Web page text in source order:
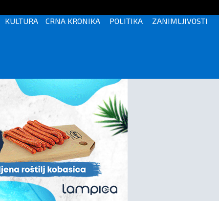
KULTURA CRNA KRONIKA POLITIKA ZANIMLJIVOSTI